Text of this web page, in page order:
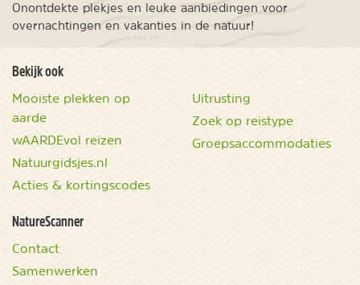
Onontdekte plekjes en leuke aanbiedingen voor
overnachtingen en vakanties in de natuur!
Bekijk ook
Mooiste plekken op
aarde
wAARDEvol reizen
Natuurgidsjes.nl
Acties & kortingscodes
Uitrusting
Zoek op reistype
Groepsaccommodaties
NatureScanner
Contact
Samenwerken